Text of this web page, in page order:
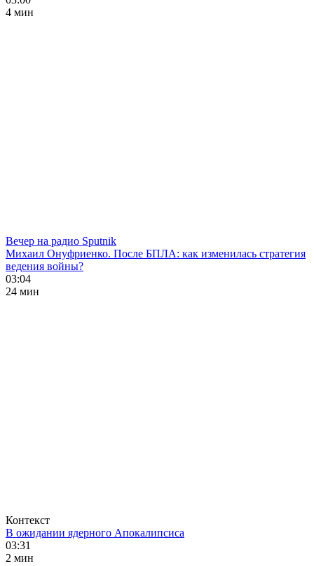
4 мин
Вечер на радио Sputnik
Михаил Онуфриенко. После БПЛА: как изменилась стратегия
ведения войны?
03:04
24 мин
Контекст
В ожидании ядерного Апокалипсиса
03:31
2 мин